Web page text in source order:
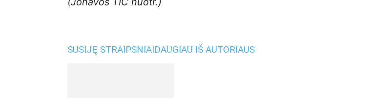
SUSIJĘ STRAIPSNIAIDAUGIAU IŠ AUTORIAUS